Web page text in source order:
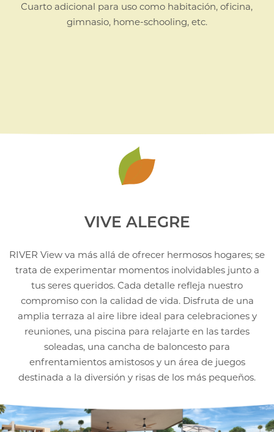
Cuarto adicional para uso como habitación, oficina,
gimnasio, home-schooling, etc.
VIVE ALEGRE
RIVER View va más allá de ofrecer hermosos hogares; se
trata de experimentar momentos inolvidables junto a
tus seres queridos. Cada detalle refleja nuestro
compromiso con la calidad de vida. Disfruta de una
amplia terraza al aire libre ideal para celebraciones y
reuniones, una piscina para relajarte en las tardes
soleadas, una cancha de baloncesto para
enfrentamientos amistosos y un área de juegos
destinada a la diversión y risas de los más pequeños.